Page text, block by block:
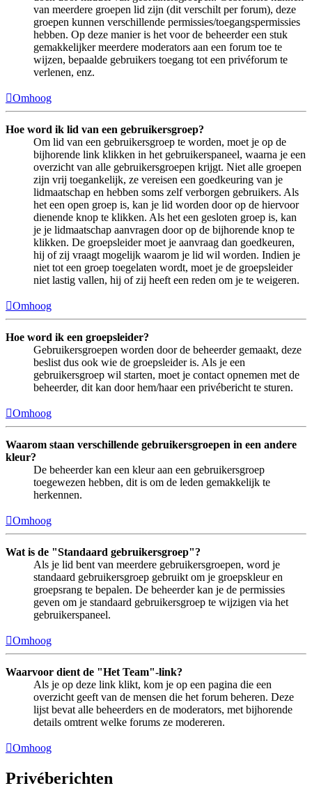
van meerdere groepen lid zijn (dit verschilt per forum), deze
groepen kunnen verschillende permissies/toegangspermissies
hebben. Op deze manier is het voor de beheerder een stuk
gemakkelijker meerdere moderators aan een forum toe te
wijzen, bepaalde gebruikers toegang tot een privéforum te
verlenen, enz.
Omhoog
Hoe word ik lid van een gebruikersgroep?
Om lid van een gebruikersgroep te worden, moet je op de
bijhorende link klikken in het gebruikerspaneel, waarna je een
overzicht van alle gebruikersgroepen krijgt. Niet alle groepen
zijn vrij toegankelijk, ze vereisen een goedkeuring van je
lidmaatschap en hebben soms zelf verborgen gebruikers. Als
het een open groep is, kan je lid worden door op de hiervoor
dienende knop te klikken. Als het een gesloten groep is, kan
je je lidmaatschap aanvragen door op de bijhorende knop te
klikken. De groepsleider moet je aanvraag dan goedkeuren,
hij of zij vraagt mogelijk waarom je lid wil worden. Indien je
niet tot een groep toegelaten wordt, moet je de groepsleider
niet lastig vallen, hij of zij heeft een reden om je te weigeren.
Omhoog
Hoe word ik een groepsleider?
Gebruikersgroepen worden door de beheerder gemaakt, deze
beslist dus ook wie de groepsleider is. Als je een
gebruikersgroep wil starten, moet je contact opnemen met de
beheerder, dit kan door hem/haar een privébericht te sturen.
Omhoog
Waarom staan verschillende gebruikersgroepen in een andere
kleur?
De beheerder kan een kleur aan een gebruikersgroep
toegewezen hebben, dit is om de leden gemakkelijk te
herkennen.
Omhoog
Wat is de "Standaard gebruikersgroep"?
Als je lid bent van meerdere gebruikersgroepen, word je
standaard gebruikersgroep gebruikt om je groepskleur en
groepsrang te bepalen. De beheerder kan je de permissies
geven om je standaard gebruikersgroep te wijzigen via het
gebruikerspaneel.
Omhoog
Waarvoor dient de "Het Team"-link?
Als je op deze link klikt, kom je op een pagina die een
overzicht geeft van de mensen die het forum beheren. Deze
lijst bevat alle beheerders en de moderators, met bijhorende
details omtrent welke forums ze modereren.
Omhoog
Privéberichten